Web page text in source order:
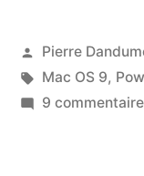
Publié
par
Pierre
Étiquettes :
Mac OS 9,
9